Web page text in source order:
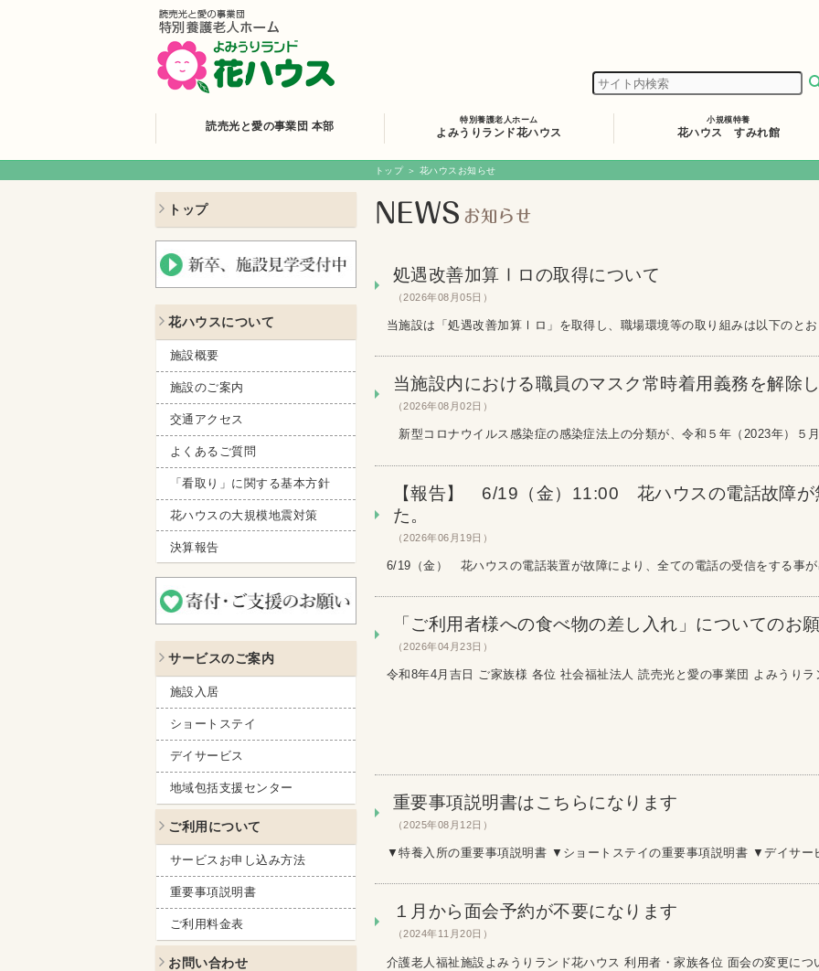
読売光と愛の事業団 本部 特別養護老人ホーム
よみうりランド花ハウス
小規模特養
花ハウス すみれ館
トップ
花ハウスについて
施設概要
施設のご案内
交通アクセス
よくあるご質問
「看取り」に関する基本方針
花ハウスの大規模地震対策
決算報告
サービスのご案内
施設入居
ショートステイ
デイサービス
地域包括支援センター
ご利用について
サービスお申し込み方法
重要事項説明書
ご利用料金表
お問い合わせ
トップ＞ 花ハウスお知らせ
処遇改善加算Ⅰロの取得について
（2026年08月05日）
当施設は「処遇改善加算Ⅰロ」を取得し、職場環境等の取り組みは以下のとお
当施設内における職員のマスク常時着用義務を解除
（2026年08月02日）
新型コロナウイルス感染症の感染症法上の分類が、令和５年（2023年）５
【報告】 6/19（金）11:00 花ハウスの電話故障が
た。
（2026年06月19日）
6/19（金） 花ハウスの電話装置が故障により、全ての電話の受信をする事が
「ご利用者様への食べ物の差し入れ」についてのお
（2026年04月23日）
令和8年4月吉日 ご家族様 各位 社会福祉法人 読売光と愛の事業団 よみうりラ
重要事項説明書はこちらになります
（2025年08月12日）
▼特養入所の重要事項説明書 ▼ショートステイの重要事項説明書 ▼デイサー
１月から面会予約が不要になります
（2024年11月20日）
介護老人福祉施設よみうりランド花ハウス 利用者・家族各位 面会の変更につ